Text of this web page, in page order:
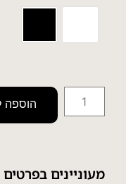
הוספה
מעוניינים